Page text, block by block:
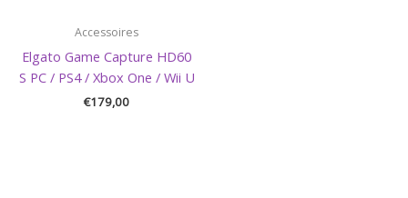
Accessoires
Elgato Game Capture HD60
S PC / PS4 / Xbox One / Wii U
€179,00